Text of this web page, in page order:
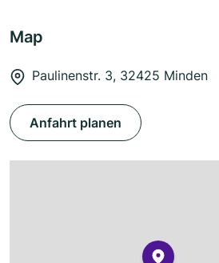
Map
Paulinenstr. 3, 32425 Minden
Anfahrt planen